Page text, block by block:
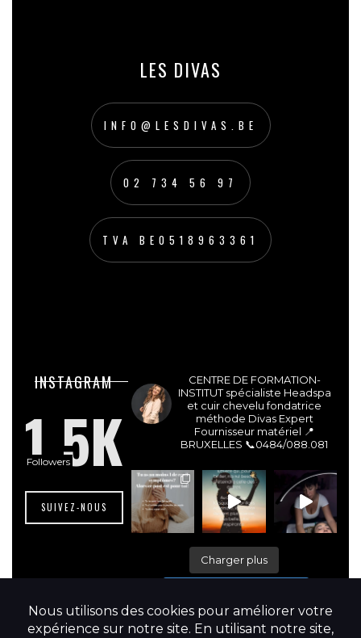
LES DIVAS
INFO@LESDIVAS.BE
02 734 56 97
TVA BE0518963361
INSTAGRAM
1.5K
Followers
SUIVEZ-NOUS
CENTRE DE FORMATION-
INSTITUT spécialiste Headspa
et cuir chevelu fondatrice
méthode Divas Expert
Fournisseur matériel 📍
BRUXELLES 📞0484/088.081
Charger plus